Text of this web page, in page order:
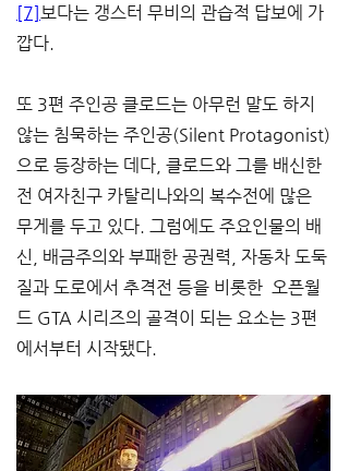
[7]보다는 갱스터 무비의 관습적 답보에 가
깝다.
또 3편 주인공 클로드는 아무런 말도 하지
않는 침묵하는 주인공(Silent Protagonist)
으로 등장하는 데다, 클로드와 그를 배신한
전 여자친구 카탈리나와의 복수전에 많은
무게를 두고 있다. 그럼에도 주요인물의 배
신, 배금주의와 부패한 공권력, 자동차 도둑
질과 도로에서 추격전 등을 비롯한  오픈월
드 GTA 시리즈의 골격이 되는 요소는 3편
에서부터 시작됐다.